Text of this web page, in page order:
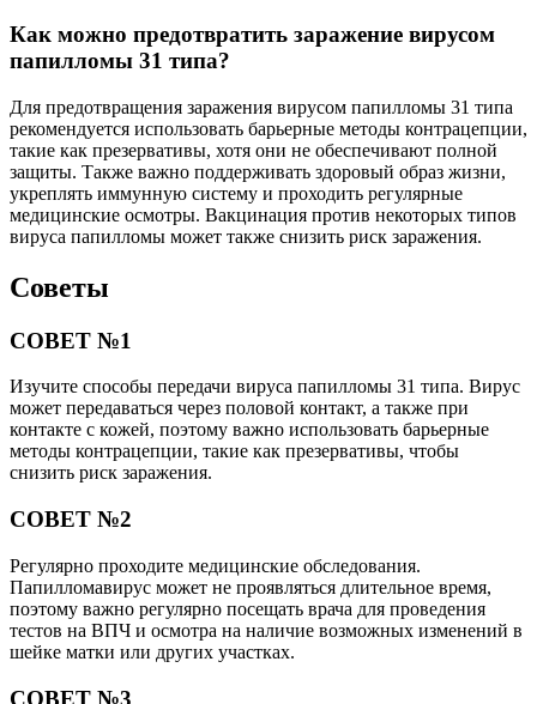
Как можно предотвратить заражение вирусом
папилломы 31 типа?
Для предотвращения заражения вирусом папилломы 31 типа
рекомендуется использовать барьерные методы контрацепции,
такие как презервативы, хотя они не обеспечивают полной
защиты. Также важно поддерживать здоровый образ жизни,
укреплять иммунную систему и проходить регулярные
медицинские осмотры. Вакцинация против некоторых типов
вируса папилломы может также снизить риск заражения.
Советы
СОВЕТ №1
Изучите способы передачи вируса папилломы 31 типа. Вирус
может передаваться через половой контакт, а также при
контакте с кожей, поэтому важно использовать барьерные
методы контрацепции, такие как презервативы, чтобы
снизить риск заражения.
СОВЕТ №2
Регулярно проходите медицинские обследования.
Папилломавирус может не проявляться длительное время,
поэтому важно регулярно посещать врача для проведения
тестов на ВПЧ и осмотра на наличие возможных изменений в
шейке матки или других участках.
СОВЕТ №3